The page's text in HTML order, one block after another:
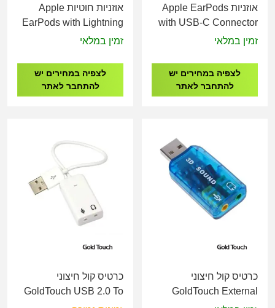
אוזניות Apple EarPods
with USB-C Connector
MYQY3ZM/A
זמין במלאי
לצפיה במחירים יש
להתחבר לאתר
אוזניות חוטיות Apple
EarPods with Lightning
Connector
זמין במלאי
לצפיה במחירים יש
להתחבר לאתר
כרטיס קול חיצוני
GoldTouch External
כרטיס קול חיצוני
GoldTouch USB 2.0 To